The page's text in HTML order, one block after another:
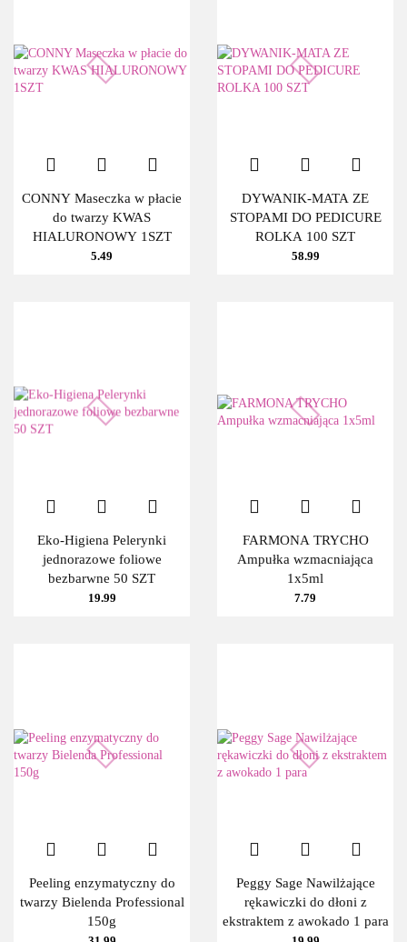
CONNY Maseczka w płacie
do twarzy KWAS
HIALURONOWY 1SZT
5.49
DYWANIK-MATA ZE
STOPAMI DO PEDICURE
ROLKA 100 SZT
58.99
Eko-Higiena Pelerynki
jednorazowe foliowe
bezbarwne 50 SZT
19.99
FARMONA TRYCHO
Ampułka wzmacniająca
1x5ml
7.79
Peeling enzymatyczny do
twarzy Bielenda Professional
150g
Peggy Sage Nawilżające
rękawiczki do dłoni z
ekstraktem z awokado 1 para